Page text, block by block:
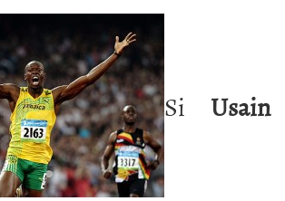
Si Usain